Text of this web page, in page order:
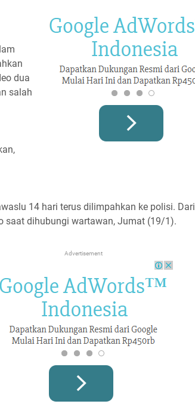
dua
salah
14 hari terus dilimpahkan ke polisi. Dari
saat dihubungi wartawan, Jumat (19/1).
Advertisement